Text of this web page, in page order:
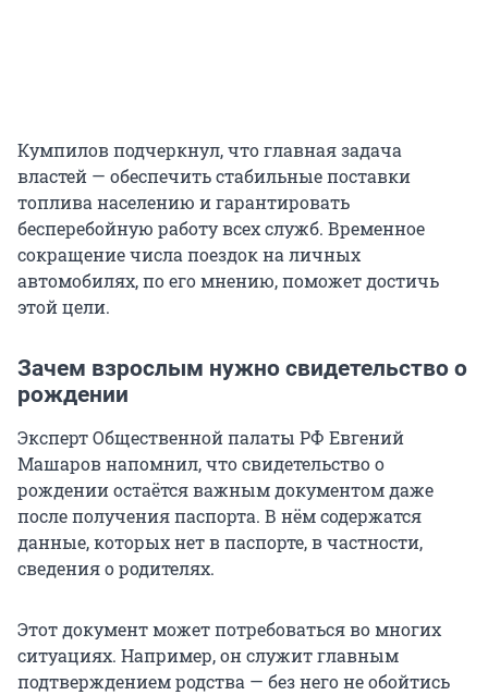
Кумпилов подчеркнул, что главная задача
властей — обеспечить стабильные поставки
топлива населению и гарантировать
бесперебойную работу всех служб. Временное
сокращение числа поездок на личных
автомобилях, по его мнению, поможет достичь
этой цели.
Зачем взрослым нужно свидетельство о
рождении
Эксперт Общественной палаты РФ Евгений
Машаров напомнил, что свидетельство о
рождении остаётся важным документом даже
после получения паспорта. В нём содержатся
данные, которых нет в паспорте, в частности,
сведения о родителях.
Этот документ может потребоваться во многих
ситуациях. Например, он служит главным
подтверждением родства — без него не обойтись